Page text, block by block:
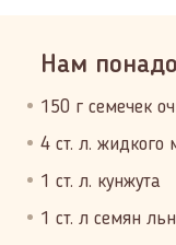
Нам
150 г семечек
4 ст. л. жидкого
1 ст. л. кунжута
1 ст. л семян